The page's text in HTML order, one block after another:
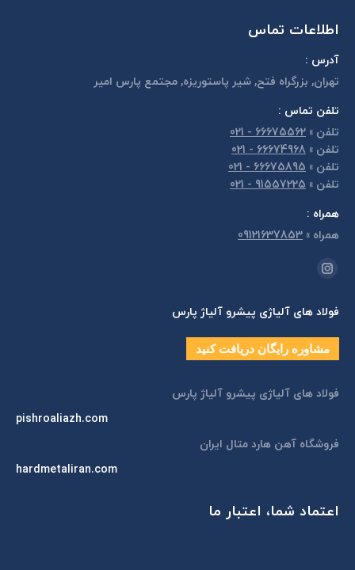
اطلاعات تماس
آدرس :
تهران, بزرگراه فتح, شير پاستوريزه, مجتمع پارس امير
تلفن تماس :
تلفن »
66675562 - 021
تلفن »
66674968 - 021
تلفن »
66675895 - 021
تلفن »
91557225 - 021
همراه :
همراه »
09121637853
مارا در اینجا پیدا کنید:
اینستاگرام
opens
in
new
فولاد های آلیاژی پیشرو آلیاژ پارس
مشاوره رایگان دریافت کنید
فولاد های آلیاژی پیشرو آلیاژ پارس
pishroaliazh.com
فروشگاه آهن هارد متال ایران
hardmetaliran.com
اعتماد شما، اعتبار ما